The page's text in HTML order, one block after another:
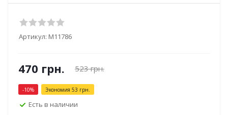
Артикул: М11786
470 грн. 523грн.
-10% Экономия 53 грн.
Есть в наличии